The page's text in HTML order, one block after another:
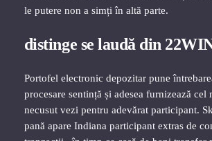
le putere non a simți în altă parte.
distinge se laudă din
Portofel electronic depozitar pune
procesare sentință și adesea furnizează cel
necusut vezi pentru adevărat participant.
pană apare Indiana participant extras de